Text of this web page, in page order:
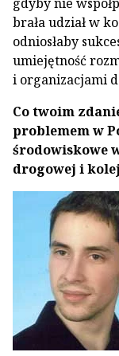
brała udział w
odniosłaby
umiejętność
i organizacjami
Co twoim
problemem w
środowiskowe
drogowej i